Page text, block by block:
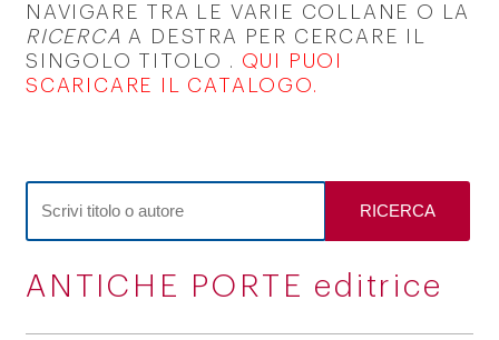
NAVIGARE TRA LE VARIE COLLANE O LA
RICERCA A DESTRA PER CERCARE IL
SINGOLO TITOLO . QUI PUOI
SCARICARE IL CATALOGO.
RICERCA
ANTICHE PORTE editrice